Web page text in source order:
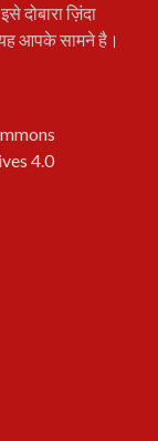
दोबारा ज़िंदा
आपके सामने है।
4.0